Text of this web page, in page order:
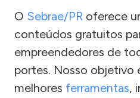
O Sebrae/PR oferece
conteúdos gratuitos
empreendedores de
portes. Nosso objetivo
melhores ferramentas,